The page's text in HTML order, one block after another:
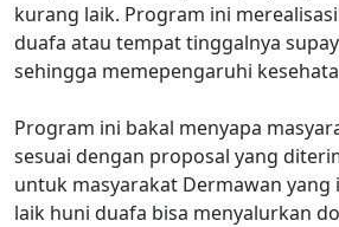
kurang laik. Program ini
duafa atau tempat tinggalnya
sehingga memepengaruhi
Program ini bakal menyapa
sesuai dengan proposal yang
untuk masyarakat Dermawan
laik huni duafa bisa menyalurkan